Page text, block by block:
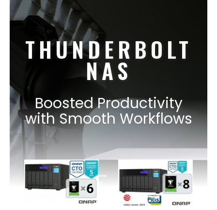
THUNDERBOLT
NAS
Boosted Productivity
with Smooth Workflows